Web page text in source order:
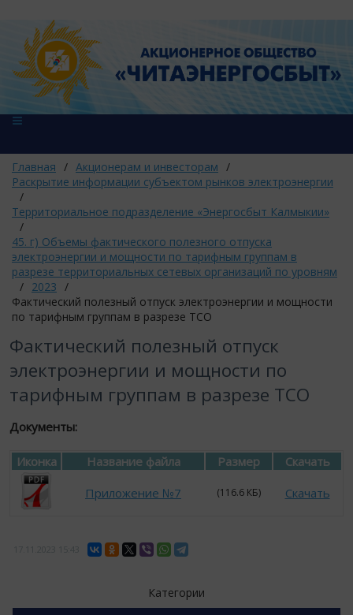
Главная / Акционерам и инвесторам /
Раскрытие информации субъектом рынков электроэнергии
/
Территориальное подразделение «Энергосбыт Калмыкии»
/
45. г) Объемы фактического полезного отпуска
электроэнергии и мощности по тарифным группам в
разрезе территориальных сетевых организаций по уровням
/ 2023 /
Фактический полезный отпуск электроэнергии и мощности
по тарифным группам в разрезе ТСО
Фактический полезный отпуск
электроэнергии и мощности по
тарифным группам в разрезе ТСО
Документы:
Иконка Название файла Размер
Скачать
Приложение №7
(116.6 КБ) Скачать
Категории